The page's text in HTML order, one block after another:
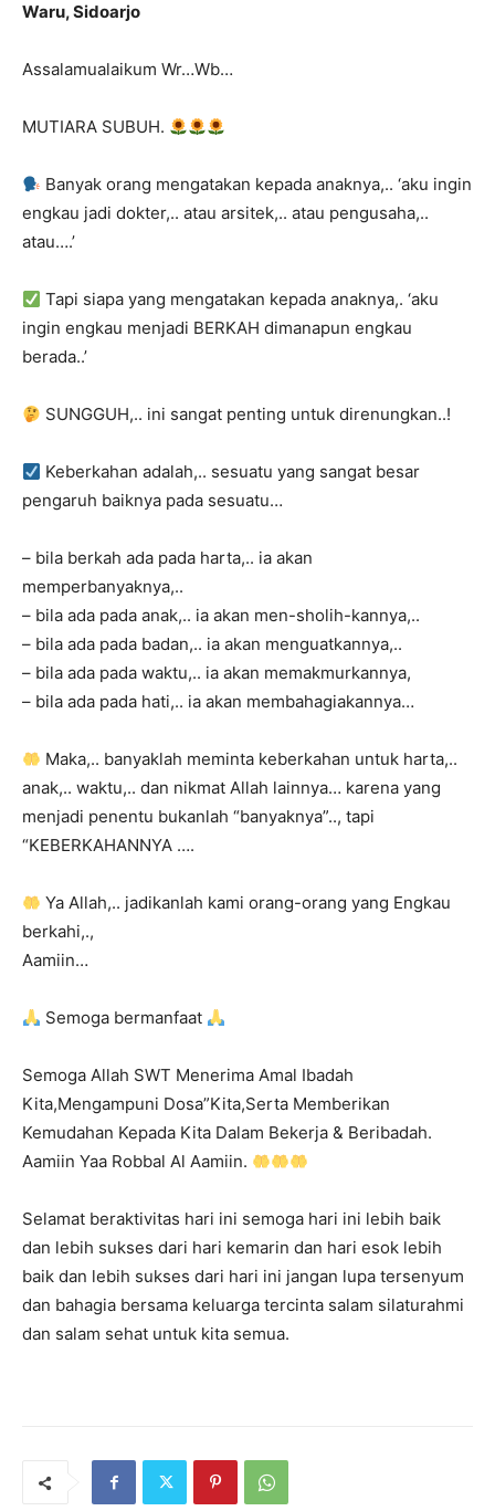
Waru, Sidoarjo
Assalamualaikum Wr…Wb…
MUTIARA SUBUH.
Banyak orang mengatakan kepada anaknya,.. ‘aku ingin
engkau jadi dokter,.. atau arsitek,.. atau pengusaha,..
atau….’
Tapi siapa yang mengatakan kepada anaknya,. ‘aku
ingin engkau menjadi BERKAH dimanapun engkau
berada..’
SUNGGUH,.. ini sangat penting untuk direnungkan..!
Keberkahan adalah,.. sesuatu yang sangat besar
pengaruh baiknya pada sesuatu…
– bila berkah ada pada harta,.. ia akan
memperbanyaknya,..
– bila ada pada anak,.. ia akan men-sholih-kannya,..
– bila ada pada badan,.. ia akan menguatkannya,..
– bila ada pada waktu,.. ia akan memakmurkannya,
– bila ada pada hati,.. ia akan membahagiakannya…
Maka,.. banyaklah meminta keberkahan untuk harta,..
anak,.. waktu,.. dan nikmat Allah lainnya… karena yang
menjadi penentu bukanlah “banyaknya”.., tapi
“KEBERKAHANNYA ….
Ya Allah,.. jadikanlah kami orang-orang yang Engkau
berkahi,.,
Aamiin…
Semoga bermanfaat
Semoga Allah SWT Menerima Amal Ibadah
Kita,Mengampuni Dosa”Kita,Serta Memberikan
Kemudahan Kepada Kita Dalam Bekerja & Beribadah.
Aamiin Yaa Robbal Al Aamiin.
Selamat beraktivitas hari ini semoga hari ini lebih baik
dan lebih sukses dari hari kemarin dan hari esok lebih
baik dan lebih sukses dari hari ini jangan lupa tersenyum
dan bahagia bersama keluarga tercinta salam silaturahmi
dan salam sehat untuk kita semua.